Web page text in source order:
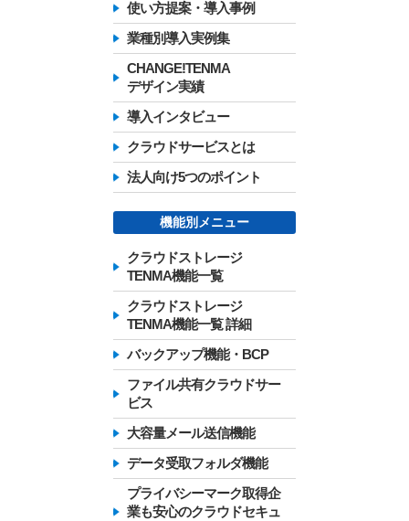
使い方提案・導入事例
業種別導入実例集
CHANGE!TENMA
デザイン実績
導入インタビュー
クラウドサービスとは
法人向け5つのポイント
機能別メニュー
クラウドストレージ
TENMA機能一覧
クラウドストレージ
TENMA機能一覧 詳細
バックアップ機能・BCP
ファイル共有クラウドサー
ビス
大容量メール送信機能
データ受取フォルダ機能
プライバシーマーク取得企
業も安心のクラウドセキュ